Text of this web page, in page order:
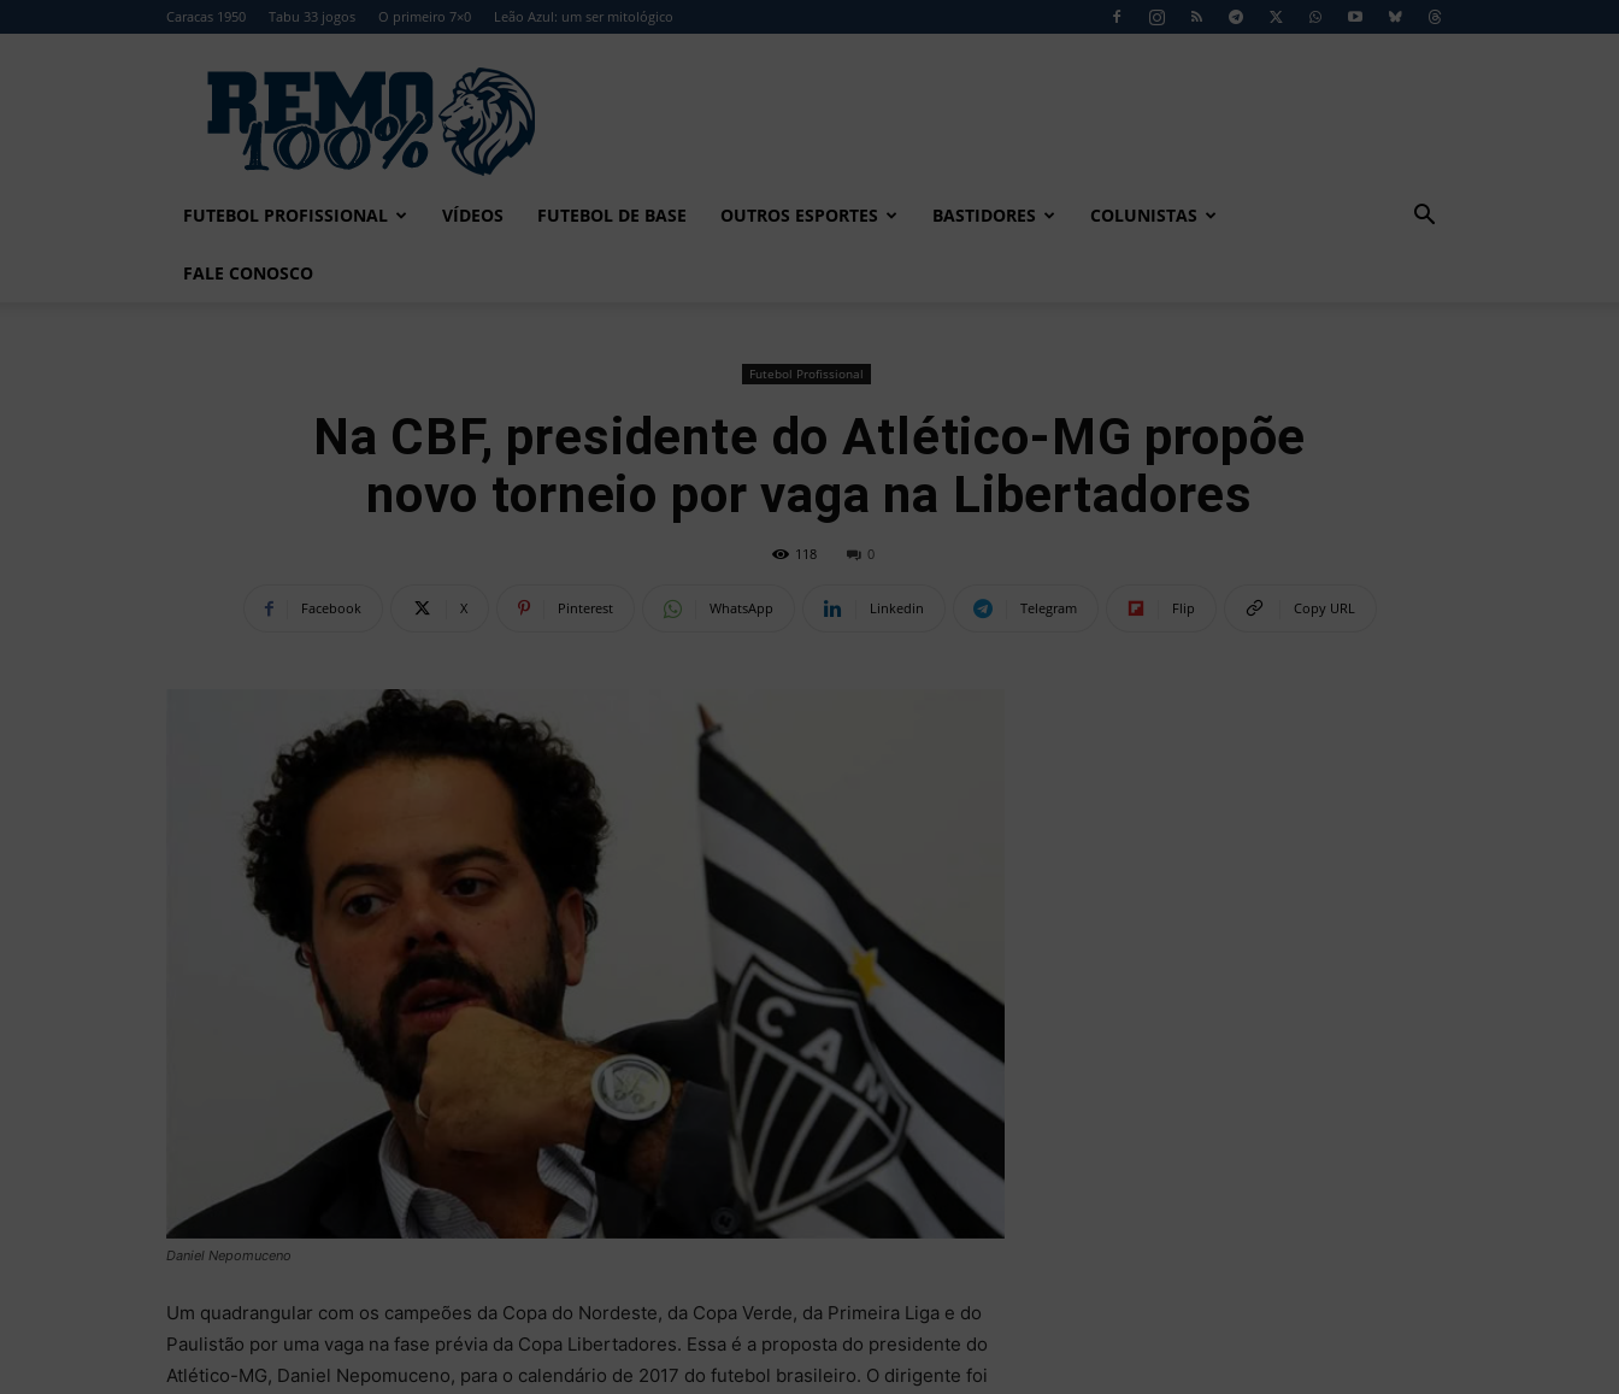
Caracas 1950 Tabu 33 jogos O primeiro 7×0 Leão Azul: um ser mitológico
Remo
FUTEBOL PROFISSIONAL VÍDEOS FUTEBOL DE BASE OUTROS ESPORTES BASTIDORES COLUNISTAS
FALE CONOSCO
Futebol Profissional
Na CBF, presidente do Atlético-MG propõe
novo torneio por vaga na Libertadores
118 0
Facebook X Pinterest WhatsApp Linkedin Telegram Flip Copy URL
Daniel Nepomuceno
Um quadrangular com os campeões da Copa do Nordeste, da Copa Verde, da Primeira Liga e do
Paulistão por uma vaga na fase prévia da Copa Libertadores. Essa é a proposta do presidente do
Atlético-MG, Daniel Nepomuceno, para o calendário de 2017 do futebol brasileiro. O dirigente foi